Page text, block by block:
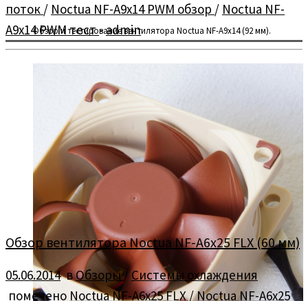
Обзор и тестирование вентилятора Noctua NF-A9x14 (92 мм).
поток / Noctua NF-A9x14 PWM обзор / Noctua NF-
A9x14 PWM тест-admin
Обзор вентилятора Noctua NF-A6x25 FLX (60 мм)
05.06.2014вОбзоры/Системы охлаждения
помечено Noctua NF-A6x25 FLX/Noctua NF-A6x25